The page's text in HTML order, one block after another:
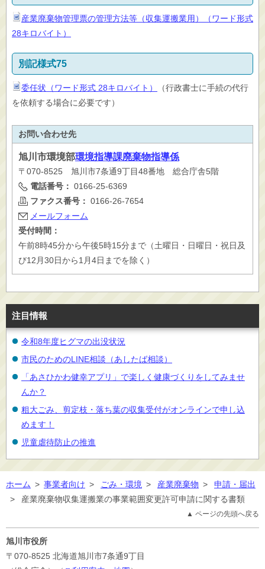
産業廃棄物管理票の管理方法等（収集運搬業用）（ワード形式
28キロバイト）
別記様式75
委任状（ワード形式 28キロバイト）
（行政書士に手続の代行
を依頼する場合に必要です）
お問い合わせ先
旭川市環境部環境指導課廃棄物指導係
〒070-8525 旭川市7条通9丁目48番地 総合庁舎5階
電話番号： 0166-25-6369
ファクス番号： 0166-26-7654
メールフォーム
受付時間：
午前8時45分から午後5時15分まで（土曜日・日曜日・祝日及
び12月30日から1月4日までを除く）
注目情報
令和8年度ヒグマの出没状況
市民のためのLINE相談（あしたば相談）
「あさひかわ健幸アプリ」で楽しく健康づくりをしてみませ
んか？
粗大ごみ、剪定枝・落ち葉の収集受付がオンラインで申し込
めます！
児童虐待防止の推進
ホーム > 事業者向け > ごみ・環境 > 産業廃棄物 >
申請・届出
>
産業廃棄物収集運搬業の事業範囲変更許可申請に関する書類
▲ ページの先頭へ戻る
旭川市役所
〒070-8525 北海道旭川市7条通9丁目